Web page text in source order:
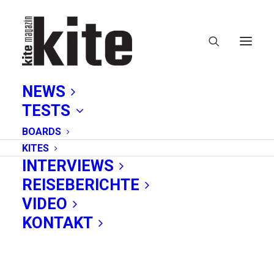
NEWS
TESTS
BOARDS
KITES
INTERVIEWS
REISEBERICHTE
VIDEO
KONTAKT
Mondsee